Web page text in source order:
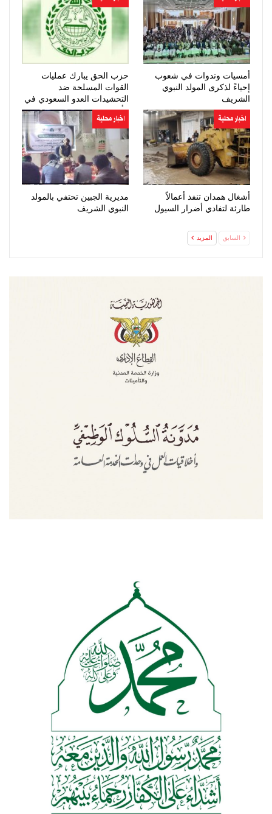
أمسيات وندوات في شعوب
إحياءً لذكرى المولد النبوي
الشريف
حزب الحق يبارك عمليات
القوات المسلحة ضد
التحشيدات العدو السعودي في
مأرب وحضرموت
اخبار محلية
أشغال همدان تنفذ أعمالاً
طارئة لتفادي أضرار السيول
اخبار محلية
مديرية الجبين تحتفي بالمولد
النبوي الشريف
السابق المزيد